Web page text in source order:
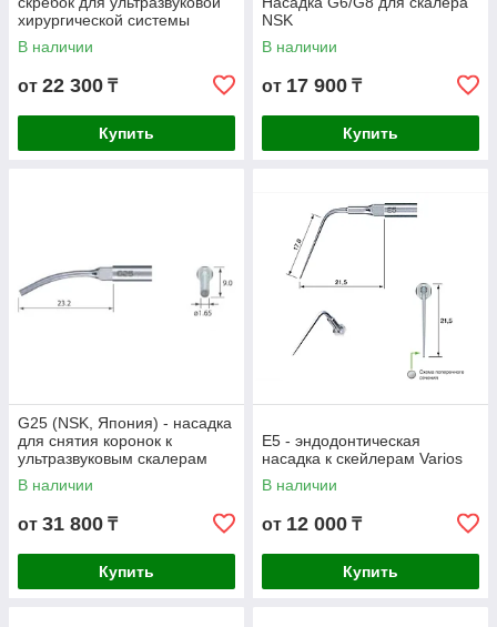
хирургической системы
VarioSurg
В наличии
от 22 300 ₸
Купить
NSK
В наличии
от 17 900 ₸
Купить
G25 (NSK, Япония) - насадка
для снятия коронок к
ультразвуковым скалерам
Varios
В наличии
от 31 800 ₸
Купить
E5 - эндодонтическая
насадка к скейлерам Varios
В наличии
от 12 000 ₸
Купить